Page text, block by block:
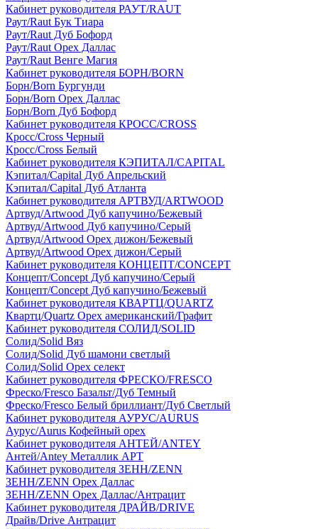
Кабинет руководителя РАУТ/RAUT
Раут/Raut Бук Тиара
Раут/Raut Дуб Бофорд
Раут/Raut Орех Даллас
Раут/Raut Венге Магия
Кабинет руководителя БОРН/BORN
Борн/Born Бургунди
Борн/Born Орех Даллас
Борн/Born Дуб Бофорд
Кабинет руководителя КРОСС/CROSS
Кросс/Cross Черный
Кросс/Cross Белый
Кабинет руководителя КЭПИТАЛ/CAPITAL
Кэпитал/Capital Дуб Апрельский
Кэпитал/Capital Дуб Атланта
Кабинет руководителя АРТВУД/ARTWOOD
Артвуд/Artwood Дуб капучино/Бежевый
Артвуд/Artwood Дуб капучино/Серый
Артвуд/Artwood Орех дижон/Бежевый
Артвуд/Artwood Орех дижон/Серый
Кабинет руководителя КОНЦЕПТ/CONCEPT
Концепт/Concept Дуб капучино/Серый
Концепт/Concept Дуб капучино/Бежевый
Кабинет руководителя КВАРТЦ/QUARTZ
Квартц/Quartz Орех американский/Графит
Кабинет руководителя СОЛИД/SOLID
Солид/Solid Вяз
Солид/Solid Дуб шамони светлый
Солид/Solid Орех селект
Кабинет руководителя ФРЕСКО/FRESCO
Фреско/Fresco Базальт/Дуб Темный
Фреско/Fresco Белый бриллиант/Дуб Светлый
Кабинет руководителя АУРУС/AURUS
Аурус/Aurus Кофейный орех
Кабинет руководителя АНТЕЙ/ANTEY
Антей/Antey Металлик АРТ
Кабинет руководителя ЗЕНН/ZENN
ЗЕНН/ZENN Орех Даллас
ЗЕНН/ZENN Орех Даллас/Антрацит
Кабинет руководителя ДРАЙВ/DRIVE
Драйв/Drive Антрацит